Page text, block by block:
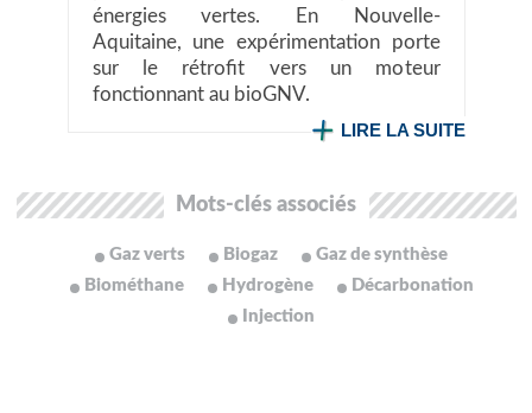
énergies vertes. En Nouvelle-
Aquitaine, une expérimentation porte
sur le rétrofit vers un moteur
fonctionnant au bioGNV.
LIRE LA SUITE
Mots-clés associés
Gaz verts Biogaz
Gaz de synthèse
Biométhane
Hydrogène
Décarbonation
Injection